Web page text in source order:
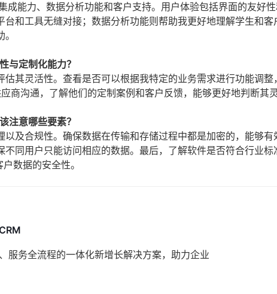
成能力、数据分析功能和客户支持。用户体验包括界面的友好
和工具无缝对接；数据分析功能则帮助我更好地理解学生和客
与定制化能力？
其灵活性。查看是否可以根据我特定的业务需求进行功能调整
商沟通，了解他们的定制案例和客户反馈，能够更好地判断其灵
注意哪些要素？
及合规性。确保数据在传输和存储过程中都是加密的，能够有
同用户只能访问相应的数据。最后，了解软件是否符合行业标
数据的安全性。
服务全流程的一体化新增长解决方案，助力企业